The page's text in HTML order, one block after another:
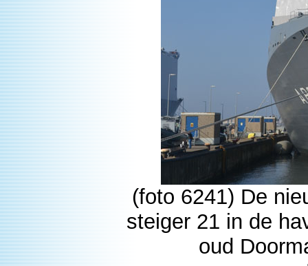
(foto 6241) De
steiger 21 in de
oud